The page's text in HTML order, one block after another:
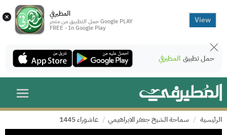
× المطيرفي
حمل التطبيق من متجر Google PLAY
FREE - In Google Play
View
حمل تطبيق المطيرفي
الرئيسية سماحة الشيخ جعفر الابراهيمي عاشوراء 1445